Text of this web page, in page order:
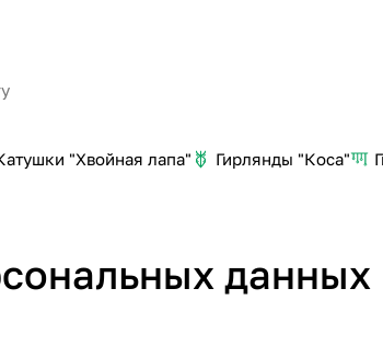
"Хвойная лапа" Гирлянды "Коса"
данных